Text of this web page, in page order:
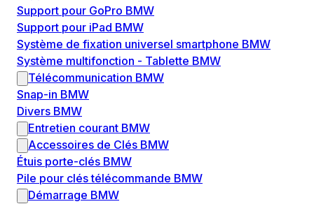
Support pour GoPro BMW
Support pour iPad BMW
Système de fixation universel smartphone BMW
Système multifonction - Tablette BMW
Télécommunication BMW
Snap-in BMW
Divers BMW
Entretien courant BMW
Accessoires de Clés BMW
Étuis porte-clés BMW
Pile pour clés télécommande BMW
Démarrage BMW